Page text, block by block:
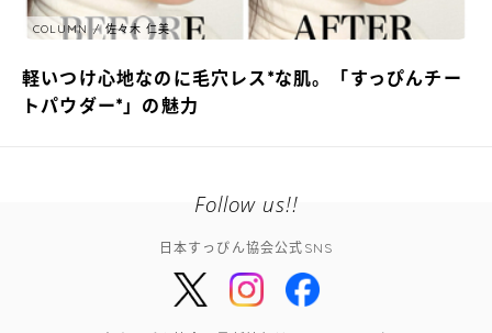
COLUMN 佐々木 仁美
軽いつけ心地なのに毛穴レス*な肌。「すっぴんチー
トパウダー*」の魅力
Follow us!!
日本すっぴん協会公式SNS